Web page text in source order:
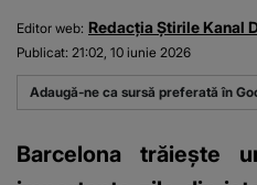
Editor web: Redacția Știrile Kanal
Publicat: 21:02, 10 iunie 2026
Adaugă-ne ca sursă preferată în
Barcelona trăiește